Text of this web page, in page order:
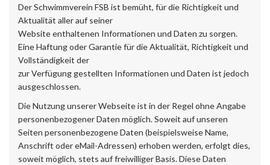
Der Schwimmverein FSB ist bemüht, für die Richtigkeit und
Aktualität aller auf seiner
Website enthaltenen Informationen und Daten zu sorgen.
Eine Haftung oder Garantie für die Aktualität, Richtigkeit und
Vollständigkeit der
zur Verfügung gestellten Informationen und Daten ist jedoch
ausgeschlossen.
Die Nutzung unserer Webseite ist in der Regel ohne Angabe
personenbezogener Daten möglich. Soweit auf unseren
Seiten personenbezogene Daten (beispielsweise Name,
Anschrift oder eMail-Adressen) erhoben werden, erfolgt dies,
soweit möglich, stets auf freiwilliger Basis. Diese Daten